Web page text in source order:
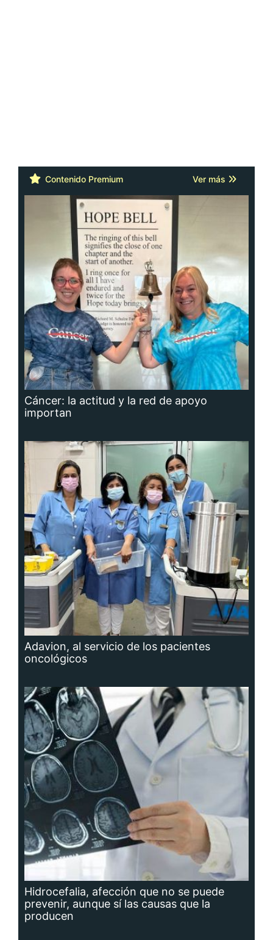
Contenido Premium Ver más
Cáncer: la actitud y la red de apoyo
importan
Adavion, al servicio de los pacientes
oncológicos
Hidrocefalia, afección que no se puede
prevenir, aunque sí las causas que la
producen